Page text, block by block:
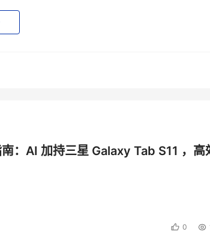
决心。ERP项目毕竟不是小的投资，要花费企业
帮助企业解开心解的。这显然比软件公司的天
要去了解一番，万一去考察的企业，ERP项目
总去看了，除非你也不想上ERP项目。否则，就
：AI 加持三星 Galaxy Tab S11 ，高
0